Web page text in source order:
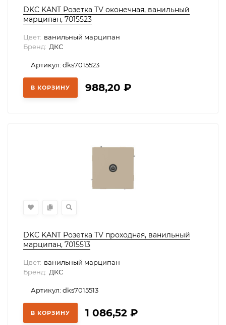
DKC KANT Розетка TV оконечная, ванильный
марципан, 7015523
Цвет: ванильный марципан
Бренд: ДКС
Артикул: dks7015523
В КОРЗИНУ 988,20 ₽
DKC KANT Розетка TV проходная, ванильный
марципан, 7015513
Цвет: ванильный марципан
Бренд: ДКС
Артикул: dks7015513
В КОРЗИНУ 1 086,52 ₽